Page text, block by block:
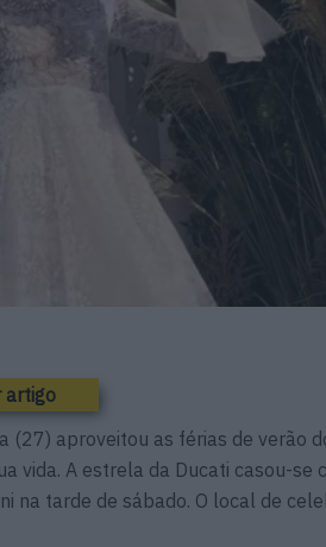
artigo
(27) aproveitou as férias de verão
vida. A estrela da Ducati casou-se
na tarde de sábado. O local de